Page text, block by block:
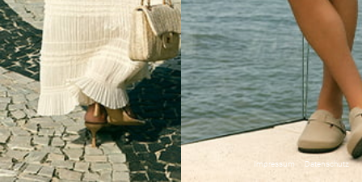
Impressum Datenschutz